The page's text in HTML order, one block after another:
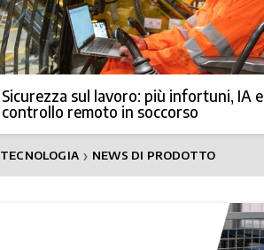
Sicurezza sul lavoro: più infortuni, IA e
controllo remoto in soccorso
TECNOLOGIA ❯ NEWS DI PRODOTTO